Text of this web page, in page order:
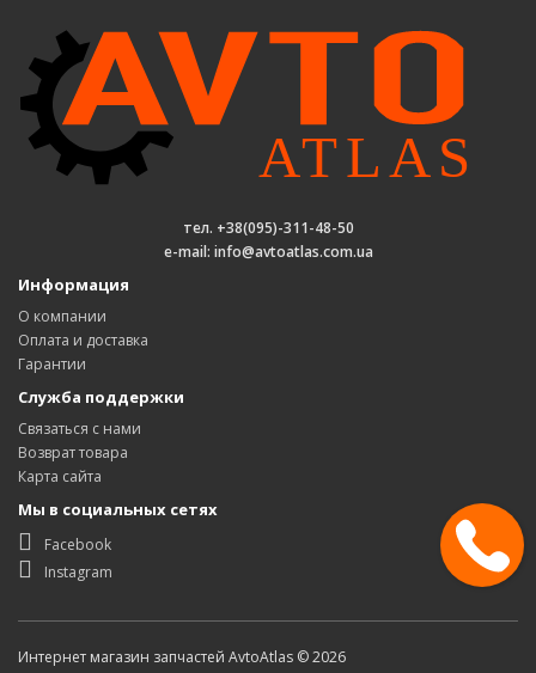
тел. +38(095)-311-48-50
e-mail: info@avtoatlas.com.ua
Информация
О компании
Оплата и доставка
Гарантии
Служба поддержки
Связаться с нами
Возврат товара
Карта сайта
Мы в социальных сетях
Facebook
Instagram
Интернет магазин запчастей AvtoAtlas © 2026